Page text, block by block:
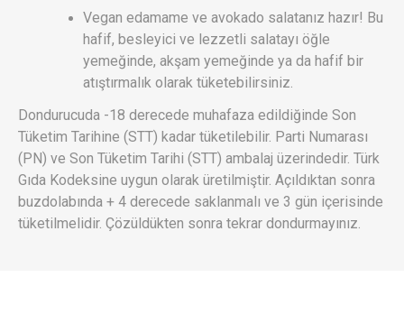
Vegan edamame ve avokado salatanız hazır! Bu
hafif, besleyici ve lezzetli salatayı öğle
yemeğinde, akşam yemeğinde ya da hafif bir
atıştırmalık olarak tüketebilirsiniz.
Dondurucuda -18 derecede muhafaza edildiğinde Son
Tüketim Tarihine (STT) kadar tüketilebilir. Parti Numarası
(PN) ve Son Tüketim Tarihi (STT) ambalaj üzerindedir. Türk
Gıda Kodeksine uygun olarak üretilmiştir. Açıldıktan sonra
buzdolabında + 4 derecede saklanmalı ve 3 gün içerisinde
tüketilmelidir. Çözüldükten sonra tekrar dondurmayınız.